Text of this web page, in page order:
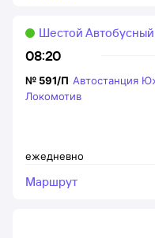
08:20
Шестой
ежедневно
№ 591/П Автостанция
Локомотив
Маршрут